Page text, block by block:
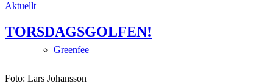
Greenfee
Aktuellt
TORSDAGSGOLFEN!
Foto: Lars Johansson